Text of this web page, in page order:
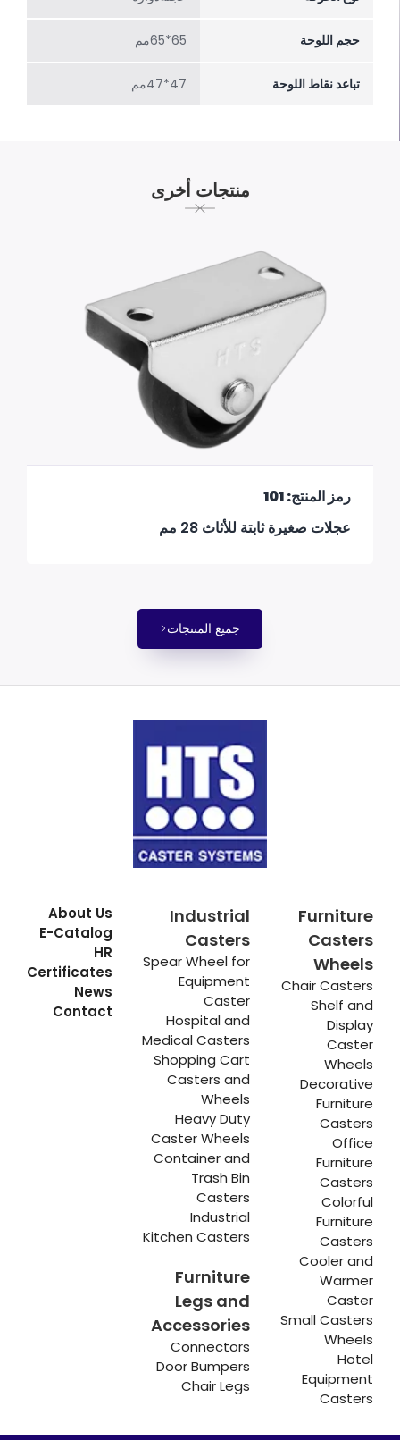
حجم اللوحة 65*65مم
تباعد نقاط اللوحة 47*47مم
منتجات أخرى
رمز المنتج: 101
عجلات صغيرة ثابتة للأثاث 28 مم
جميع المنتجات
Furniture
Casters
Wheels
Chair Casters
Shelf and
Display
Caster
Wheels
Decorative
Furniture
Casters
Office
Furniture
Casters
Colorful
Furniture
Casters
Cooler and
Warmer
Caster
Small Casters
Wheels
Hotel
Equipment
Casters
Industrial
Casters
Spear Wheel for
Equipment
Caster
Hospital and
Medical Casters
Shopping Cart
Casters and
Wheels
Heavy Duty
Caster Wheels
Container and
Trash Bin
Casters
Industrial
Kitchen Casters
Furniture
Legs and
Accessories
Connectors
Door Bumpers
Chair Legs
About Us
E-Catalog
HR
Certificates
News
Contact